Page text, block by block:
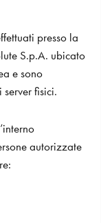
presso la
S.p.A. ubicato
e sono
fisici.
autorizzate